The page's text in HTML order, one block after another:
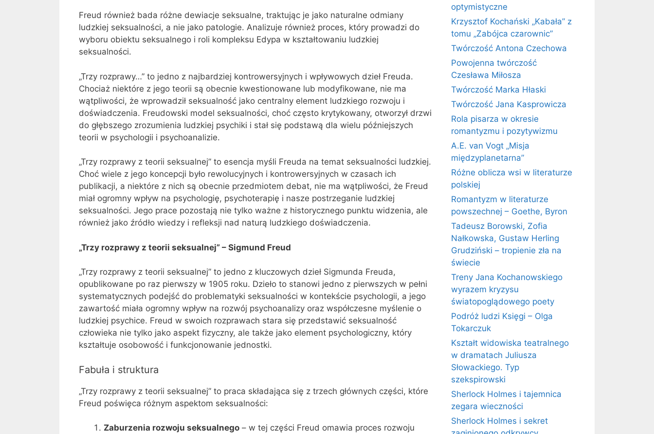
Freud również bada różne dewiacje seksualne, traktując je jako naturalne odmiany
ludzkiej seksualności, a nie jako patologie. Analizuje również proces, który prowadzi do
wyboru obiektu seksualnego i roli kompleksu Edypa w kształtowaniu ludzkiej
seksualności.
„Trzy rozprawy…” to jedno z najbardziej kontrowersyjnych i wpływowych dzieł Freuda.
Chociaż niektóre z jego teorii są obecnie kwestionowane lub modyfikowane, nie ma
wątpliwości, że wprowadził seksualność jako centralny element ludzkiego rozwoju i
doświadczenia. Freudowski model seksualności, choć często krytykowany, otworzył drzwi
do głębszego zrozumienia ludzkiej psychiki i stał się podstawą dla wielu późniejszych
teorii w psychologii i psychoanalizie.
„Trzy rozprawy z teorii seksualnej” to esencja myśli Freuda na temat seksualności ludzkiej.
Choć wiele z jego koncepcji było rewolucyjnych i kontrowersyjnych w czasach ich
publikacji, a niektóre z nich są obecnie przedmiotem debat, nie ma wątpliwości, że Freud
miał ogromny wpływ na psychologię, psychoterapię i nasze postrzeganie ludzkiej
seksualności. Jego prace pozostają nie tylko ważne z historycznego punktu widzenia, ale
również jako źródło wiedzy i refleksji nad naturą ludzkiego doświadczenia.
„Trzy rozprawy z teorii seksualnej” – Sigmund Freud
„Trzy rozprawy z teorii seksualnej” to jedno z kluczowych dzieł Sigmunda Freuda,
opublikowane po raz pierwszy w 1905 roku. Dzieło to stanowi jedno z pierwszych w pełni
systematycznych podejść do problematyki seksualności w kontekście psychologii, a jego
zawartość miała ogromny wpływ na rozwój psychoanalizy oraz współczesne myślenie o
ludzkiej psychice. Freud w swoich rozprawach stara się przedstawić seksualność
człowieka nie tylko jako aspekt fizyczny, ale także jako element psychologiczny, który
kształtuje osobowość i funkcjonowanie jednostki.
Fabuła i struktura
„Trzy rozprawy z teorii seksualnej” to praca składająca się z trzech głównych części, które
Freud poświęca różnym aspektom seksualności:
Zaburzenia rozwoju seksualnego – w tej części Freud omawia proces rozwoju
optymistyczne
Krzysztof Kochański „Kabała” z
tomu „Zabójca czarownic”
Twórczość Antona Czechowa
Powojenna twórczość
Czesława Miłosza
Twórczość Marka Hłaski
Twórczość Jana Kasprowicza
Rola pisarza w okresie
romantyzmu i pozytywizmu
A.E. van Vogt „Misja
międzyplanetarna”
Różne oblicza wsi w literaturze
polskiej
Romantyzm w literaturze
powszechnej – Goethe, Byron
Tadeusz Borowski, Zofia
Nałkowska, Gustaw Herling
Grudziński – tropienie zła na
świecie
Treny Jana Kochanowskiego
wyrazem kryzysu
światopoglądowego poety
Podróż ludzi Księgi – Olga
Tokarczuk
Kształt widowiska teatralnego
w dramatach Juliusza
Słowackiego. Typ
szekspirowski
Sherlock Holmes i tajemnica
zegara wieczności
Sherlock Holmes i sekret